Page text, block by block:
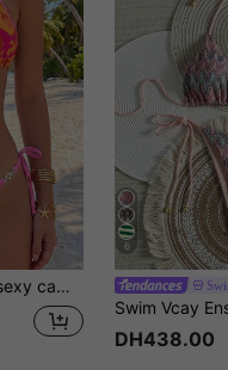
convient pour les vacances d'été à la plage rose
6
DH438.00